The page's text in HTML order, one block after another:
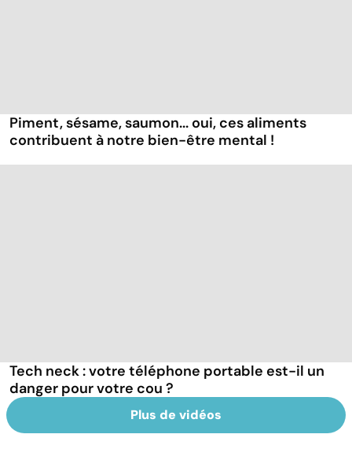
Piment, sésame, saumon... oui, ces aliments
contribuent à notre bien-être mental !
Tech neck : votre téléphone portable est-il un
danger pour votre cou ?
Plus de vidéos